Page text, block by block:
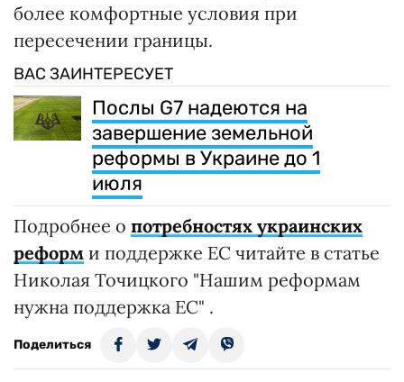
более комфортные условия при
пересечении границы.
ВАС ЗАИНТЕРЕСУЕТ
Послы G7 надеются на
завершение земельной
реформы в Украине до 1
июля
Подробнее о потребностях украинских
реформ и поддержке ЕС читайте в статье
Николая Точицкого "Нашим реформам
нужна поддержка ЕС" .
Поделиться